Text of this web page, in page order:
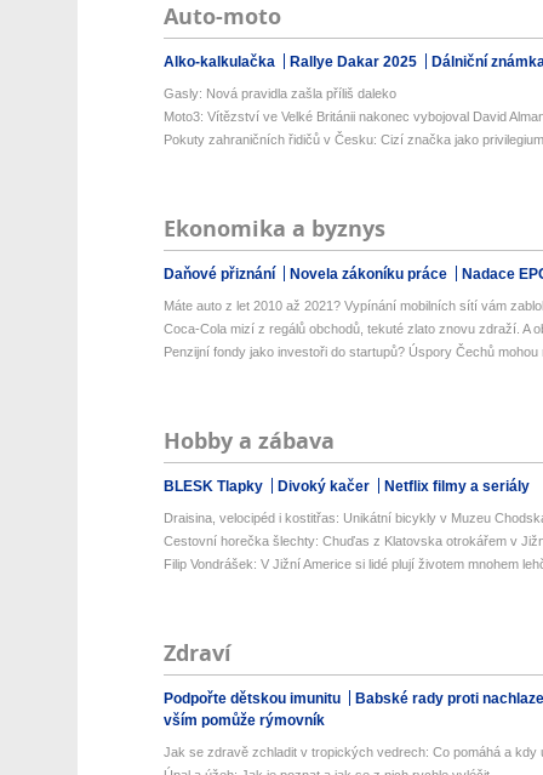
Auto-moto
Alko-kalkulačka Rallye Dakar 2025 Dálniční
Gasly: Nová pravidla zašla příliš daleko
Moto3: Vítězství ve Velké Británii nakonec vybojoval David
Pokuty zahraničních řidičů v Česku: Cizí značka jako
Ekonomika a byznys
Daňové přiznání Novela zákoníku práce Nadace
Máte auto z let 2010 až 2021? Vypínání mobilních sítí vám
Coca-Cola mizí z regálů obchodů, tekuté zlato znovu zdraží. A
Penzijní fondy jako investoři do startupů? Úspory Čechů mohou
Hobby a zábava
BLESK Tlapky Divoký kačer Netflix filmy a seriály
Draisina, velocipéd i kostitřas: Unikátní bicykly v Muzeu
Cestovní horečka šlechty: Chuďas z Klatovska otrokářem v
Filip Vondrášek: V Jižní Americe si lidé plují životem mnohem
Zdraví
Podpořte dětskou imunitu
Babské rady proti
vším pomůže rýmovník
Jak se zdravě zchladit v tropických vedrech: Co pomáhá a kdy